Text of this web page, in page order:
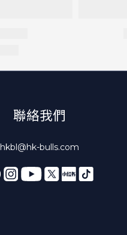
聯絡我們
hkbl@hk-bulls.com